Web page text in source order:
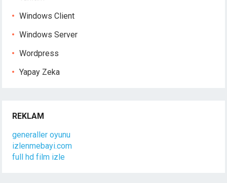
Windows Client
Windows Server
Wordpress
Yapay Zeka
REKLAM
generaller oyunu
izlenmebayi.com
full hd film izle